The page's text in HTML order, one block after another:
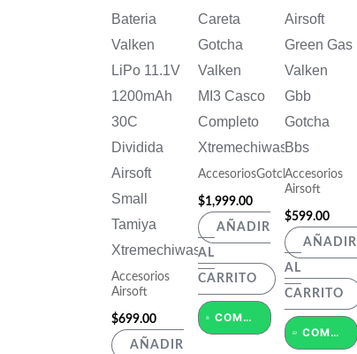
Bateria
Valken
LiPo 11.1V
1200mAh
30C
Dividida
Airsoft
Small
Tamiya
Xtremechiwas
Accesorios
Airsoft
$699.00
AÑADIR
Careta
Gotcha
Valken
MI3 Casco
Completo
Xtremechiwas
AccesoriosGotcha
$1,999.00
AÑADIR
AL
CARRITO
COMPRAR POR WHATSAPP
Airsoft
Green Gas
Valken
Gbb
Gotcha
Bbs
Accesorios
Airsoft
$599.00
AÑADIR
AL
CARRITO
COMPRAR POR WHATSAPP